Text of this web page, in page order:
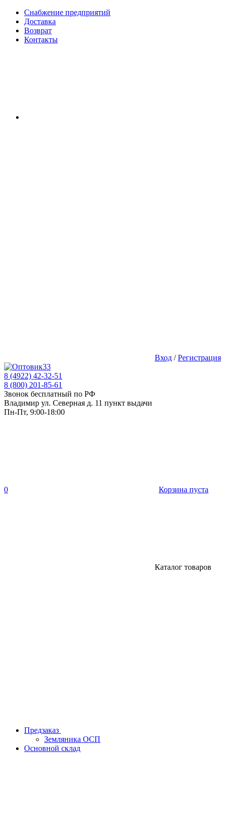
Снабжение предприятий
Доставка
Возврат
Контакты
Вход /Регистрация
8 (4922) 42-32-51
8 (800) 201-85-61
Звонок бесплатный по РФ
Владимир ул. Северная д. 11 пункт выдачи
Пн-Пт, 9:00-18:00
0 Корзина пуста
Каталог товаров
Предзаказ
Земляника ОСП
Основной склад